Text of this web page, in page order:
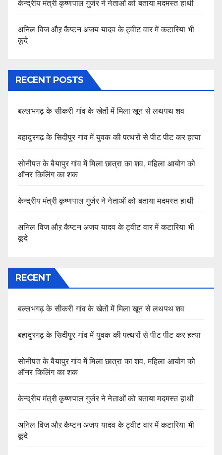
केन्द्रीय मंत्री कृष्णपाल गुर्जर ने नेताओं को बताया मदमस्त हाथी
अनिल विज औऱ कैप्टन अजय यादव के ट्वीट वार में कटारिया भी
कूदे
RECENT POSTS
बल्लभगढ़ के सीकरी गांव के खेतों में मिला खून से लथपथ शव
बहादुरगढ़ के सिदीपुर गांव में युवक की पत्थरों से पीट पीट कर हत्या
सोनीपत के बैयापुर गांव में मिला छात्रा का शव, महिला आयोग को
ऑनर किलिंग का शक
केन्द्रीय मंत्री कृष्णपाल गुर्जर ने नेताओं को बताया मदमस्त हाथी
अनिल विज औऱ कैप्टन अजय यादव के ट्वीट वार में कटारिया भी
कूदे
RECENT
बल्लभगढ़ के सीकरी गांव के खेतों में मिला खून से लथपथ शव
बहादुरगढ़ के सिदीपुर गांव में युवक की पत्थरों से पीट पीट कर हत्या
सोनीपत के बैयापुर गांव में मिला छात्रा का शव, महिला आयोग को
ऑनर किलिंग का शक
केन्द्रीय मंत्री कृष्णपाल गुर्जर ने नेताओं को बताया मदमस्त हाथी
अनिल विज औऱ कैप्टन अजय यादव के ट्वीट वार में कटारिया भी
कूदे